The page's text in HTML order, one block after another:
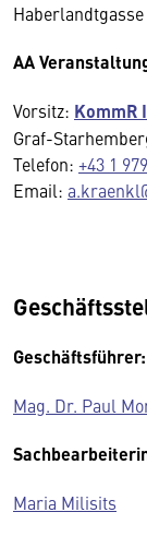
Haberlandtgasse
AA
Vorsitz: KommR
Graf-
Telefon: +43 1
Email:
Geschäftsführer:
Mag. Dr. Paul
Maria Milisits